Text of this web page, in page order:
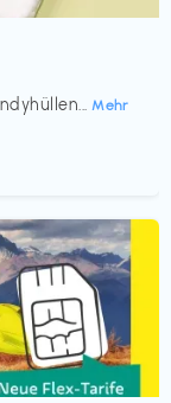
Mehr